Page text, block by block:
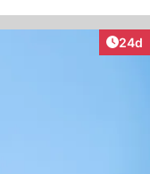
24d